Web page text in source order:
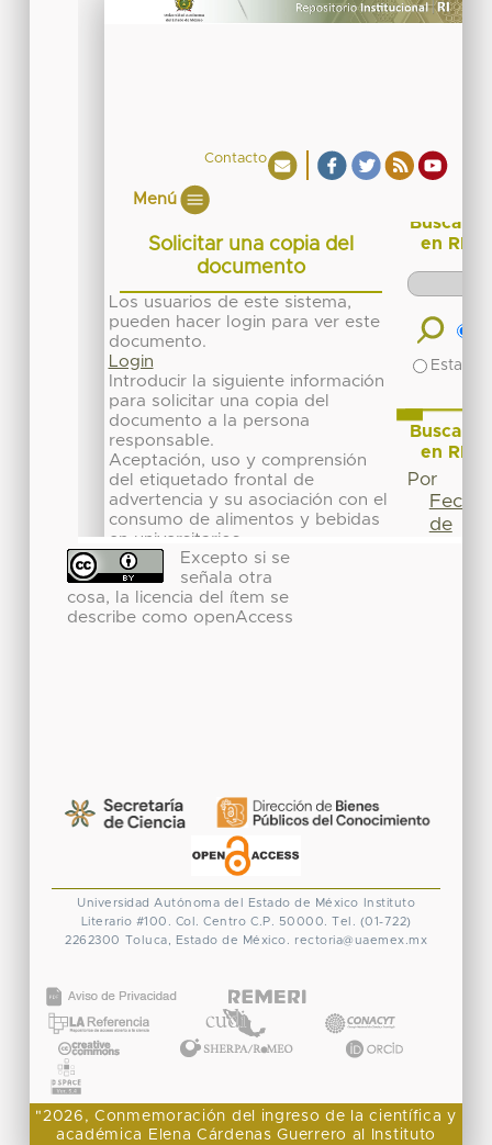
Excepto si se
señala otra
cosa, la licencia del ítem se
describe como openAccess
Universidad Autónoma del Estado de México
Instituto
Literario #100. Col. Centro C.P. 50000. Tel. (01-722)
2262300
Toluca, Estado de México. rectoria@uaemex.mx
"2026, Conmemoración del ingreso de la científica y
académica Elena Cárdenas Guerrero al Instituto